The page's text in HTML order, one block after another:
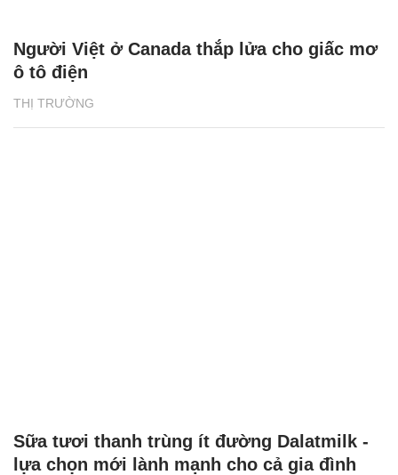
THỊ TRƯỜNG
Người Việt ở Canada thắp lửa cho giấc mơ
ô tô điện
Sữa tươi thanh trùng ít đường Dalatmilk -
lựa chọn mới lành mạnh cho cả gia đình